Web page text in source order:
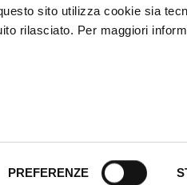
sito utilizza cookie sia
rilasciato. Per maggiori
PREFERENZE